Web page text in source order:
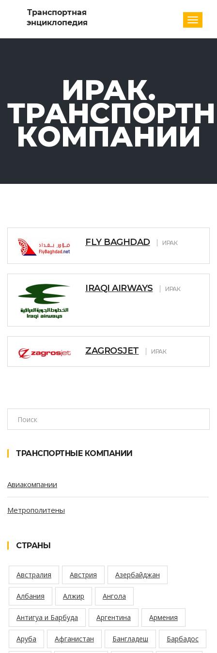
ИРАК.
КОМПАНИИ
FLY BAGHDAD ИРАК
IRAQI AIRWAYS ИРАК
ZAGROSJET ИРАК
ТРАНСПОРТНЫЕ КОМПАНИИ
Авиакомпании
Метрополитены
СТРАНЫ
Австралия Австрия Азербайджан
Албания Алжир Ангола
Антигуа и Барбуда Аргентина Армения
Аруба Афганистан Бангладеш Барбадос